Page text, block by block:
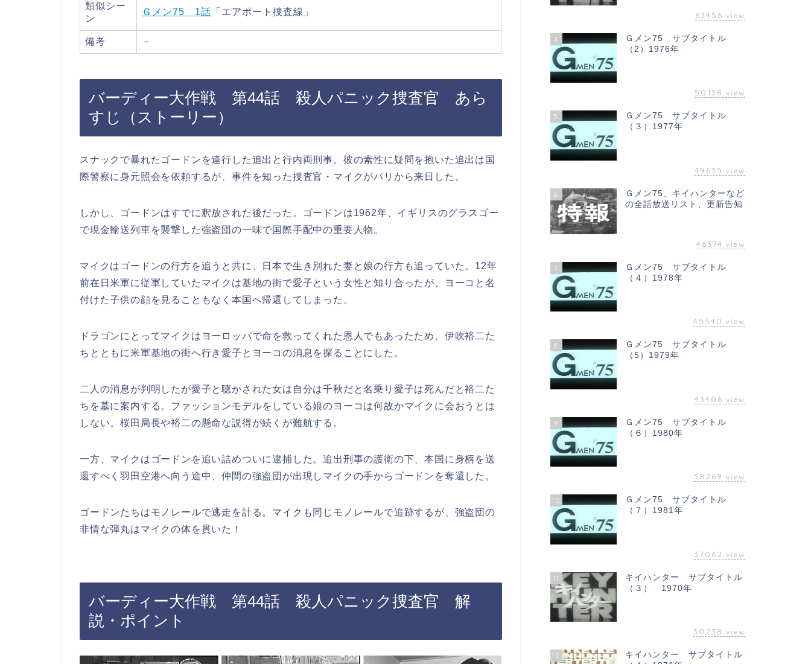
類似シー
ン
Ｇメン75 1話 「エアポート捜査線」
備考 －
バーディー大作戦 第44話 殺人パニック捜査官 あら
すじ（ストーリー）
スナックで暴れたゴードンを連行した追出と行内両刑事。彼の素性に疑問を抱いた追出は国
際警察に身元照会を依頼するが、事件を知った捜査官・マイクがパリから来日した。
しかし、ゴードンはすでに釈放された後だった。ゴードンは1962年、イギリスのグラスゴー
で現金輸送列車を襲撃した強盗団の一味で国際手配中の重要人物。
マイクはゴードンの行方を追うと共に、日本で生き別れた妻と娘の行方も追っていた。12年
前在日米軍に従軍していたマイクは基地の街で愛子という女性と知り合ったが、ヨーコと名
付けた子供の顔を見ることもなく本国へ帰還してしまった。
ドラゴンにとってマイクはヨーロッパで命を救ってくれた恩人でもあったため、伊吹裕二た
ちとともに米軍基地の街へ行き愛子とヨーコの消息を探ることにした。
二人の消息が判明したが愛子と聴かされた女は自分は千秋だと名乗り愛子は死んだと裕二た
ちを墓に案内する。ファッションモデルをしている娘のヨーコは何故かマイクに会おうとは
しない。桜田局長や裕二の懸命な説得が続くが難航する。
一方、マイクはゴードンを追い詰めついに逮捕した。追出刑事の護衛の下、本国に身柄を送
還すべく羽田空港へ向う途中、仲間の強盗団が出現しマイクの手からゴードンを奪還した。
ゴードンたちはモノレールで逃走を計る。マイクも同じモノレールで追跡するが、強盗団の
非情な弾丸はマイクの体を貫いた！
バーディー大作戦 第44話 殺人パニック捜査官 解
説・ポイント
63456 view
4
Ｇメン75 サブタイトル
（2）1976年
50138 view
5
Ｇメン75 サブタイトル
（３）1977年
49635 view
6
Ｇメン75、キイハンターなど
の全話放送リスト、更新告知
46374 view
7
Ｇメン75 サブタイトル
（４）1978年
45540 view
8
Ｇメン75 サブタイトル
（5）1979年
43406 view
9
Ｇメン75 サブタイトル
（６）1980年
38269 view
10
Ｇメン75 サブタイトル
（７）1981年
37062 view
11
キイハンター サブタイトル
（３） 1970年
30238 view
12
キイハンター サブタイトル